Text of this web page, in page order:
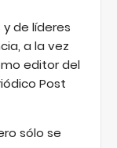
de líderes
a la vez
editor del
Post
sólo se